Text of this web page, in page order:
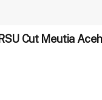
Cut Meutia